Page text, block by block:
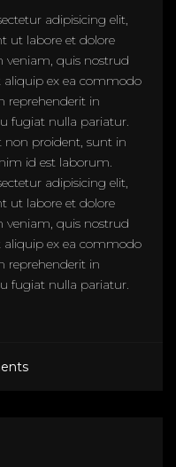
adipisicing elit,
ut labore et dolore
quis nostrud
aliquip ex ea commodo
reprehenderit in
fugiat nulla pariatur.
non proident, sunt in
id est laborum.
adipisicing elit,
ut labore et dolore
quis nostrud
aliquip ex ea commodo
reprehenderit in
fugiat nulla pariatur.